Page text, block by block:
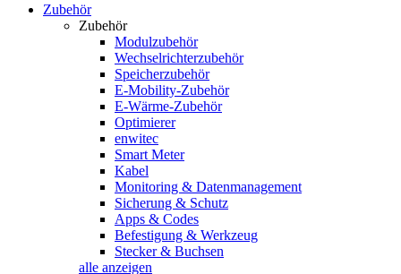
Zubehör
Zubehör
Modulzubehör
Wechselrichterzubehör
Speicherzubehör
E-Mobility-Zubehör
E-Wärme-Zubehör
Optimierer
enwitec
Smart Meter
Kabel
Monitoring & Datenmanagement
Sicherung & Schutz
Apps & Codes
Befestigung & Werkzeug
Stecker & Buchsen
alle anzeigen